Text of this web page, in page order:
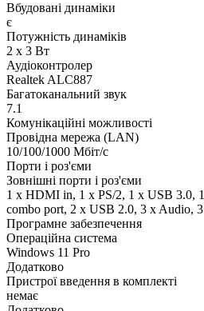
Вбудовані динаміки
є
Потужність динаміків
2 x 3 Вт
Аудіоконтролер
Realtek ALC887
Багатоканальний звук
7.1
Комунікаційні можливості
Провідна мережа (LAN)
10/100/1000 Мбіт/с
Порти і роз'єми
Зовнішні порти і роз'єми
1 x HDMI in, 1 x PS/2, 1 x USB 3.0,
combo port, 2 x USB 2.0, 3 x Audio,
Програмне забезпечення
Операційна система
Windows 11 Pro
Додатково
Пристрої введення в комплекті
немає